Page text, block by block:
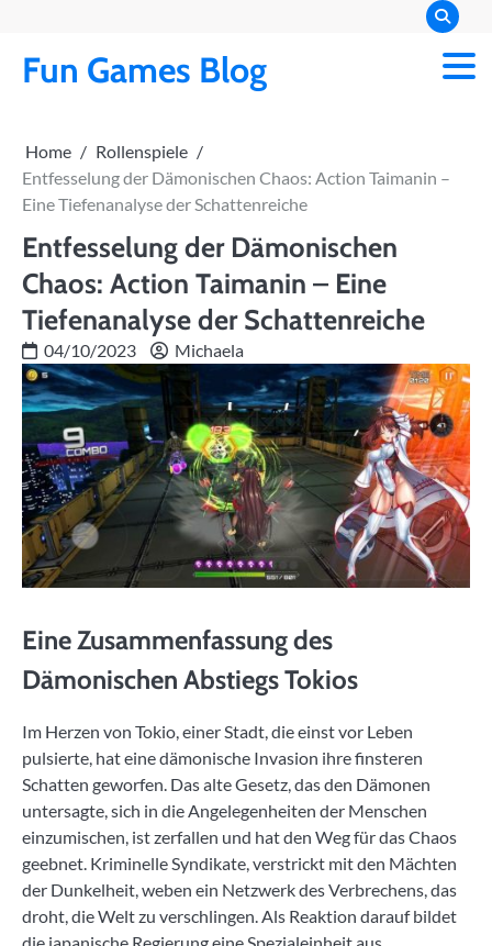
content
Fun Games Blog
Home
Rollenspiele
Entfesselung der Dämonischen Chaos: Action Taimanin –
Eine Tiefenanalyse der Schattenreiche
Entfesselung der Dämonischen
Chaos: Action Taimanin – Eine
Tiefenanalyse der Schattenreiche
04/10/2023 Michaela
Eine Zusammenfassung des
Dämonischen Abstiegs Tokios
Im Herzen von Tokio, einer Stadt, die einst vor Leben
pulsierte, hat eine dämonische Invasion ihre finsteren
Schatten geworfen. Das alte Gesetz, das den Dämonen
untersagte, sich in die Angelegenheiten der Menschen
einzumischen, ist zerfallen und hat den Weg für das Chaos
geebnet. Kriminelle Syndikate, verstrickt mit den Mächten
der Dunkelheit, weben ein Netzwerk des Verbrechens, das
droht, die Welt zu verschlingen. Als Reaktion darauf bildet
die japanische Regierung eine Spezialeinheit aus